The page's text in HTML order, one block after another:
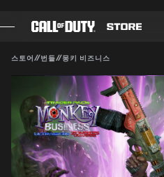
배틀 패스
블랙셀
COD 점수
스토어//번들//몽키 비즈니스
호환 가능:
구매
취
Activision은 이 게임 내 콘텐츠